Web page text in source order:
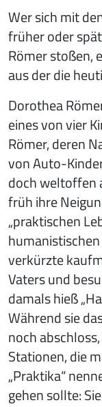
Wer sich mit
früher oder
Römer stoßen,
aus der die
Dorothea
eines von vier
Römer, deren
von Auto-
doch weltoffen
früh ihre
„praktischen
verkürzte
Vaters und
damals hieß
Während sie
noch
Stationen, die
„Praktika“
gehen sollte: